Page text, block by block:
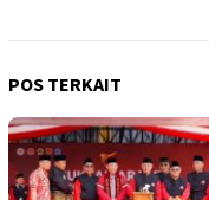
POS TERKAIT